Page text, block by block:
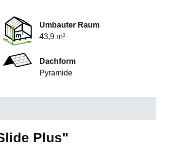
Umbauter Raum
43,9 m³
Dachform
Pyramide
Plus"